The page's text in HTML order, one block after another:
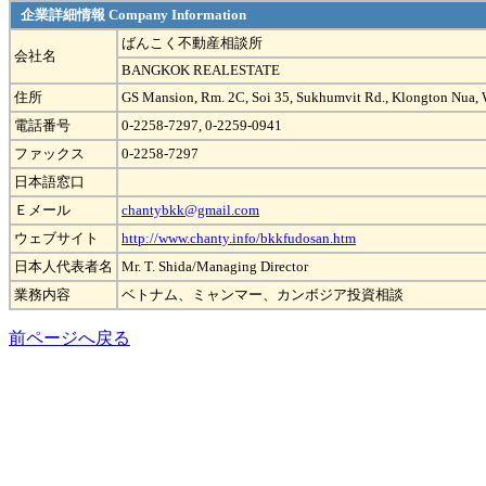
企業詳細情報 Company Information
会社名
ばんこく不動産相談所
BANGKOK REALESTATE
住所
GS Mansion, Rm. 2C, Soi 35, Sukhumvit Rd., Klongton Nua,
電話番号
0-2258-7297, 0-2259-0941
ファックス
0-2258-7297
日本語窓口
Ｅメール
chantybkk@gmail.com
ウェブサイト
http://www.chanty.info/bkkfudosan.htm
日本人代表者名
Mr. T. Shida/Managing Director
業務内容
ベトナム、ミャンマー、カンボジア投資相談
前ページへ戻る